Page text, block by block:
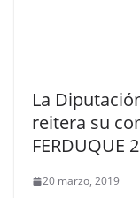
La
reitera su
FERDUQUE
20 marzo, 2019